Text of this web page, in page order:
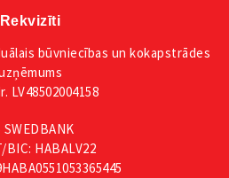
Rekvizīti
būvniecības un kokapstrādes
LV48502004158
SWEDBANK
BIC: HABALV22